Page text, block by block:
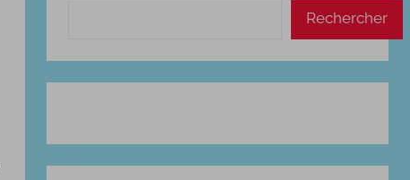
Rechercher